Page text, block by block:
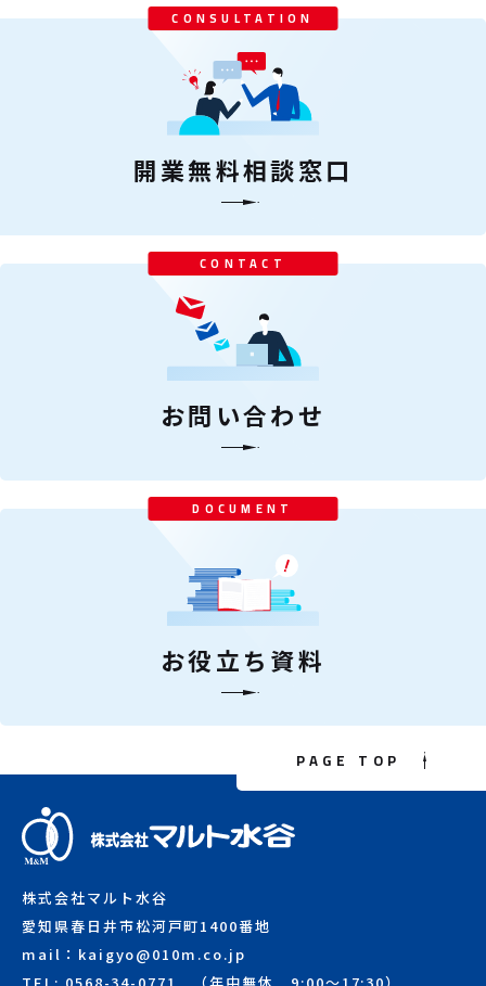
CONSULTATION
開業無料相談窓口
CONTACT
お問い合わせ
DOCUMENT
お役立ち資料
PAGE TOP
株式会社マルト水谷
愛知県春日井市松河戸町1400番地
mail：kaigyo@010m.co.jp